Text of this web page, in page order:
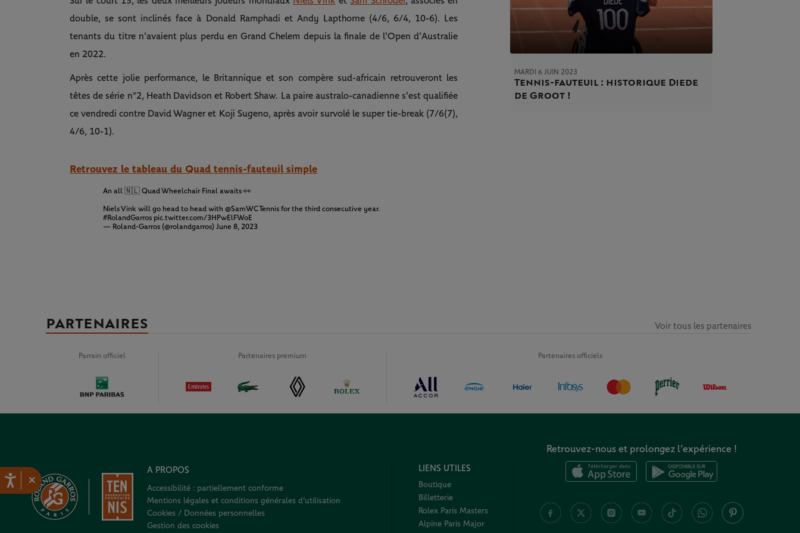
×
double, se sont inclinés face à Donald Ramphadi et Andy Lapthorne (4/6, 6/4, 10-6). Les
tenants du titre n'avaient plus perdu en Grand Chelem depuis la finale de l'Open d'Australie
en 2022.
Après cette jolie performance, le Britannique et son compère sud-africain retrouveront les
têtes de série n°2, Heath Davidson et Robert Shaw. La paire australo-canadienne s'est qualifiée
ce vendredi contre David Wagner et Koji Sugeno, après avoir survolé le super tie-break (7/6(7),
4/6, 10-1).
Retrouvez le tableau du Quad tennis-fauteuil simple
An all 🇳🇱 Quad Wheelchair Final awaits 👀
Niels Vink will go head to head with@SamWCTennis for the third consecutive year.
#RolandGarros pic.twitter.com/3HPwElFWoE
— Roland-Garros (@rolandgarros)June 8, 2023
MARDI 6 JUIN 2023
Tennis-fauteuil : historique Diede
de Groot !
PARTENAIRES
Parrain officiel Partenaires premium Partenaires officiels
Voir tous les partenaires
A PROPOS
Accessibilité : partiellement conforme
Mentions légales et conditions générales d'utilisation
Cookies / Données personnelles
Gestion des cookies
LIENS UTILES
Boutique
Billetterie
Rolex Paris Masters
Alpine Paris Major
Retrouvez-nous et prolongez l’expérience !